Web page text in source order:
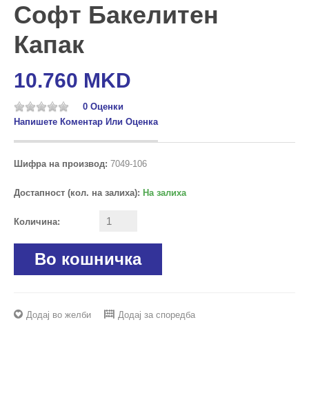
Софт Бакелитен
Капак
10.760 MKD
0 Оценки
Напишете Коментар Или Оценка
Шифра на производ: 7049-106
Достапност (кол. на залиха): На залиха
Количина:
Во кошничка
Додај во желби Додај за споредба